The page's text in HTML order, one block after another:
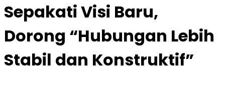
Sepakati Visi Baru,
Dorong “Hubungan Lebih
Stabil dan Konstruktif”